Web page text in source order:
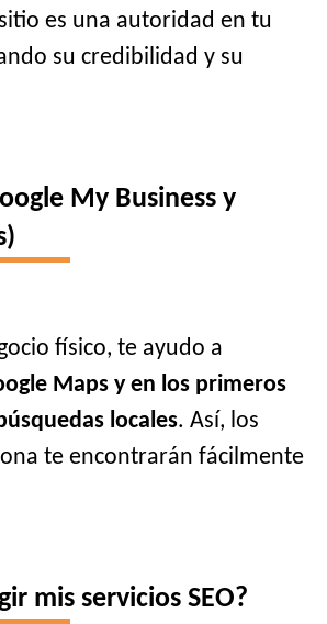
es una autoridad en tu
su credibilidad y su
My Business y
físico, te ayudo a
Maps y en los primeros
locales. Así, los
te encontrarán fácilmente
mis servicios SEO?